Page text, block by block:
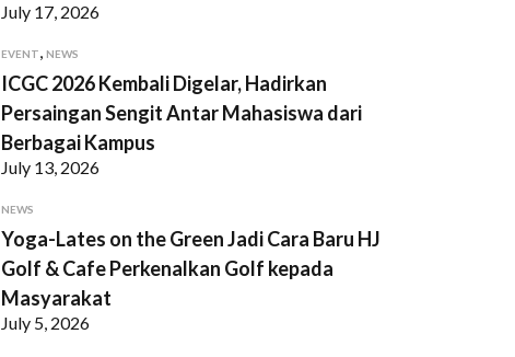
July 17, 2026
EVENT, NEWS
ICGC 2026 Kembali Digelar, Hadirkan
Persaingan Sengit Antar Mahasiswa dari
Berbagai Kampus
July 13, 2026
NEWS
Yoga-Lates on the Green Jadi Cara Baru HJ
Golf & Cafe Perkenalkan Golf kepada
Masyarakat
July 5, 2026